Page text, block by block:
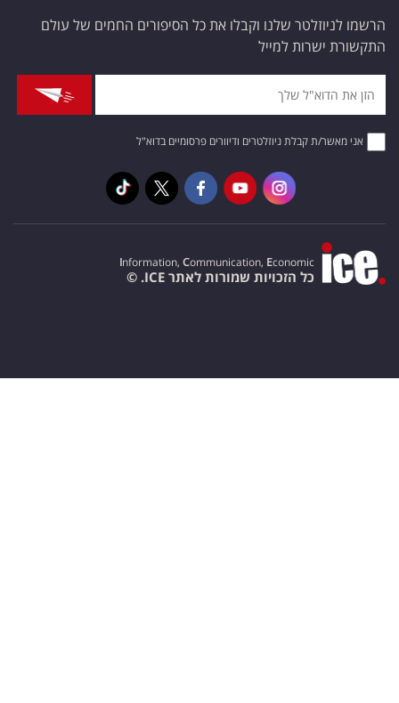
הרשמו לניוזלטר שלנו וקבלו את כל הסיפורים החמים של עולם
התקשורת ישרות למייל
אני מאשר/ת קבלת ניוזלטרים ודיוורים פרסומיים בדוא"ל
Information, Communication, Economic
כל הזכויות שמורות לאתר ICE. ©